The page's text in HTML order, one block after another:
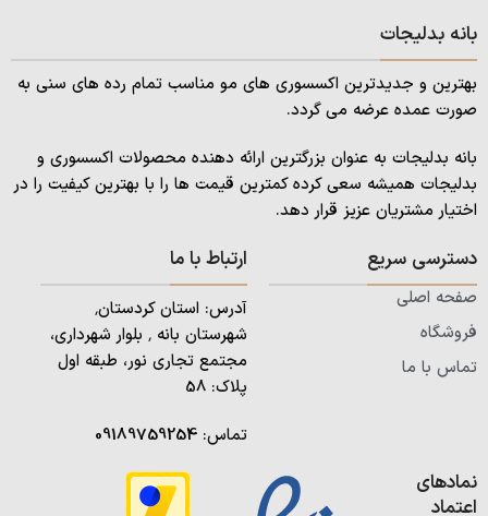
بانه بدلیجات
بهترین و جدیدترین اکسسوری های مو مناسب تمام رده های سنی به
صورت عمده عرضه می گردد.
بانه بدلیجات به عنوان بزرگترین ارائه دهنده محصولات اکسسوری و
بدلیجات همیشه سعی کرده کمترین قیمت ها را با بهترین کیفیت را در
اختیار مشتریان عزیز قرار دهد.
دسترسی سریع
صفحه اصلی
فروشگاه
تماس با ما
ارتباط با ما
آدرس: استان کردستان٬
شهرستان بانه ٬ بلوار شهرداری،
مجتمع تجاری نور، طبقه اول
پلاک: 58
تماس: 09189759254
نمادهای
اعتماد